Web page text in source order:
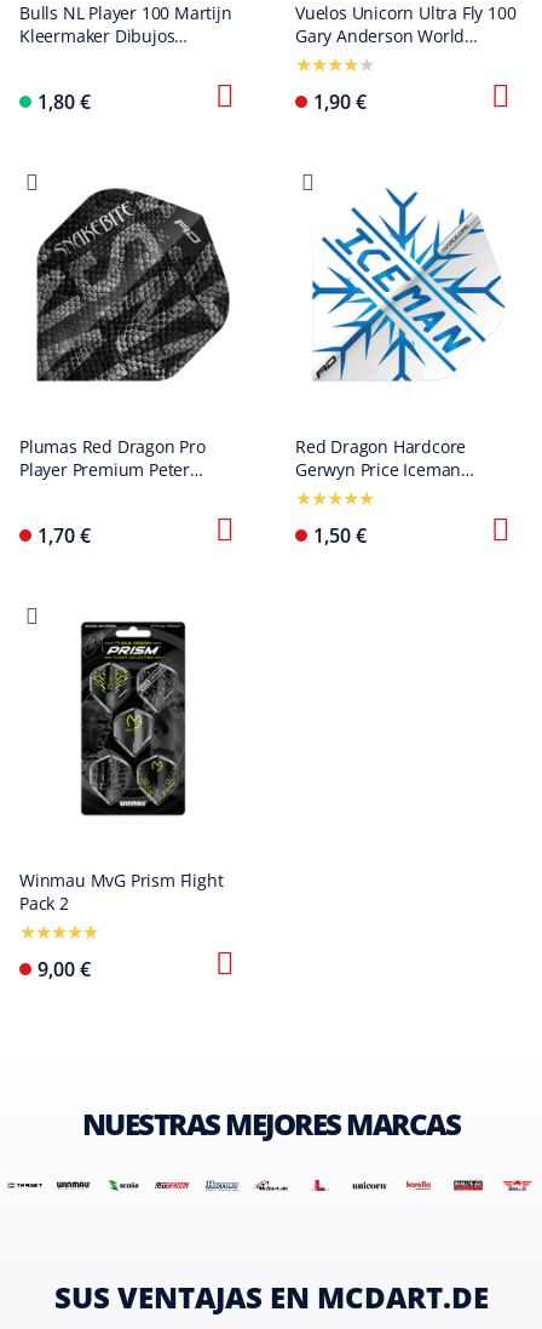
Bulls NL Player 100 Martijn
Kleermaker Dibujos
1,80 €
Vuelos Unicorn Ultra Fly 100
Gary Anderson World
Champion Phase 6 Plus
1,90 €
Plumas Red Dragon Pro
Player Premium Peter
1,70 €
Red Dragon Hardcore
Gerwyn Price Iceman
Standard Flights
1,50 €
Winmau MvG Prism Flight
Pack 2
9,00 €
NUESTRAS MEJORES MARCAS
SUS VENTAJAS EN MCDART.DE